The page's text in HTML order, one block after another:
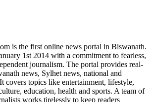
is the first online news portal in Biswanath.
1st 2014 with a commitment to fearless,
journalism. The portal provides real-
news, Sylhet news, national and
covers topics like entertainment, lifestyle,
education, health and sports. A team of
works tirelessly to keep readers